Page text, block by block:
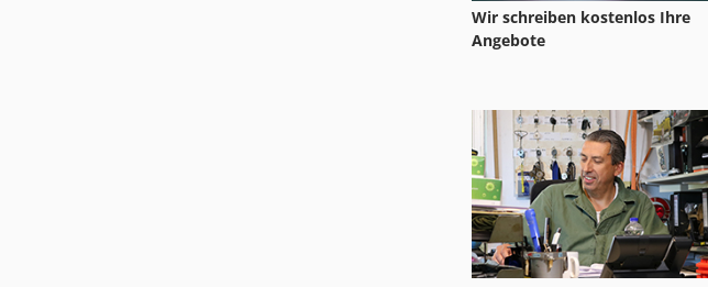
Wir schreiben kostenlos Ihre
Angebote